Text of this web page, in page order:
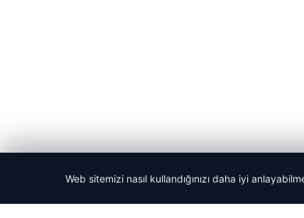
Web sitemizi nasıl kullandığınızı daha iyi